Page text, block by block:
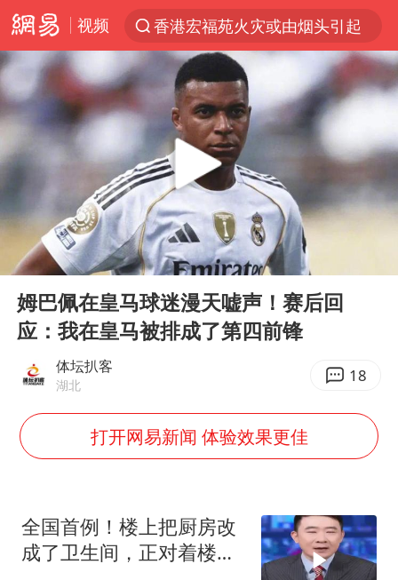
视频
香港宏福苑火灾或由烟头引起
“电影+”如何激发千亿级消费新活力？
云南一地村民过火把节意外灼伤16人
河南南阳低保户为何背上40万元贷款
泰国初中生饮弹自尽前开了26枪
用AI造出新病毒意味着什么
美股创4月份以来最大单周涨幅
泰国校园枪击事件已致8死30余伤
宇树王兴兴被问了360多个问题
中医教你一招提升气血
Play
00:00
姆巴佩在皇马球迷漫天嘘声！赛后回
应：我在皇马被排成了第四前锋
体坛扒客
湖北 18
打开网易新闻 体验效果更佳
全国首例！楼上把厨房改
成了卫生间，正对着楼下